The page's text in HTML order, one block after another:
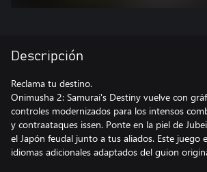
Descripción
Reclama tu destino.
Onimusha 2: Samurai's Destiny vuelve con
controles modernizados para los intensos
y contraataques issen. Ponte en la piel de
el Japón feudal junto a tus aliados. Este juego
idiomas adicionales adaptados del guion